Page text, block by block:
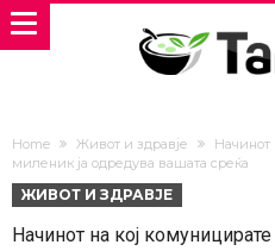
Home Живот и здравје
Начинот
миленик ја одредува вашата среќа
ЖИВОТ И ЗДРАВЈЕ
Начинот на кој